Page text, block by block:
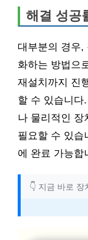
해결 성공
대부분의 경우,
화하는 방법으
재설치까지 진
할 수 있습니다
나 물리적인 장
필요할 수 있습
에 완료 가능합
👇 지금 바로